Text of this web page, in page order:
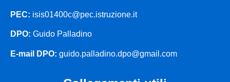
PEC: isis01400c@pec.istruzione.it
DPO: Guido Palladino
E-mail DPO: guido.palladino.dpo@gmail.com